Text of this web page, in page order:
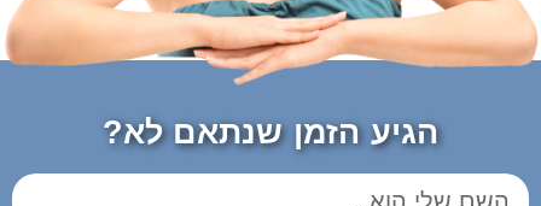
הגיע הזמן שנתאם לא?